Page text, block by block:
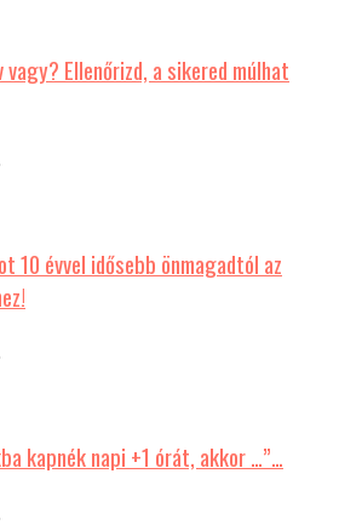
vagy? Ellenőrizd, a sikered múlhat
10 évvel idősebb önmagadtól az
kapnék napi +1 órát, akkor …”…